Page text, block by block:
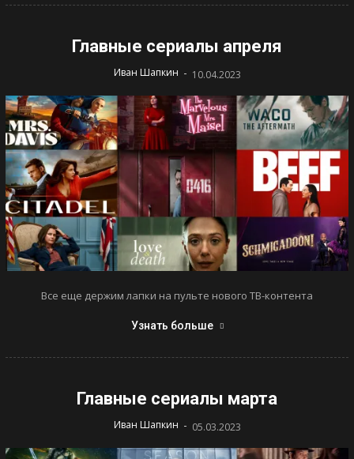
Главные сериалы апреля
Иван Шапкин - 10.04.2023
Все еще держим лапки на пульте нового ТВ-контента
Узнать больше
Главные сериалы марта
Иван Шапкин - 05.03.2023